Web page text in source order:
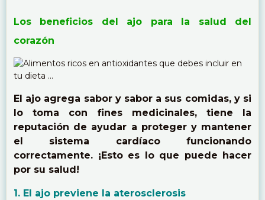
Los beneficios del ajo para la salud del
corazón
El ajo agrega sabor y sabor a sus comidas, y si
lo toma con fines medicinales, tiene la
reputación de ayudar a proteger y mantener
el sistema cardíaco funcionando
correctamente. ¡Esto es lo que puede hacer
por su salud!
1. El ajo previene la aterosclerosis